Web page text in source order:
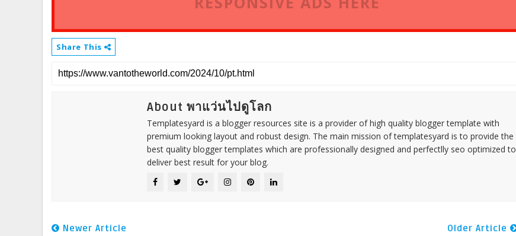
Share This
About พาแว่นไปดูโลก
Templatesyard is a blogger resources site is a provider of high quality blogger template with
premium looking layout and robust design. The main mission of templatesyard is to provide the
best quality blogger templates which are professionally designed and perfectlly seo optimized to
deliver best result for your blog.
Newer Article Older Article